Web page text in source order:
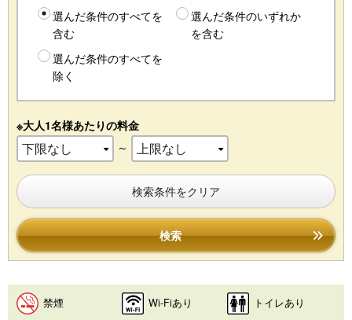
選んだ条件のすべてを
含む
選んだ条件のいずれか
を含む
選んだ条件のすべてを
除く
※大人1名様あたりの料金
～
検索条件をクリア
検索
禁煙 Wi-Fiあり トイレあり